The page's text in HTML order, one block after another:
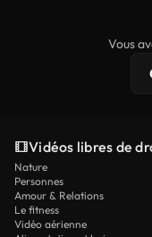
résolution 4K et
Vous
Vidéos libres de
Nature
Personnes
Amour & Relations
Le fitness
Vidéo aérienne